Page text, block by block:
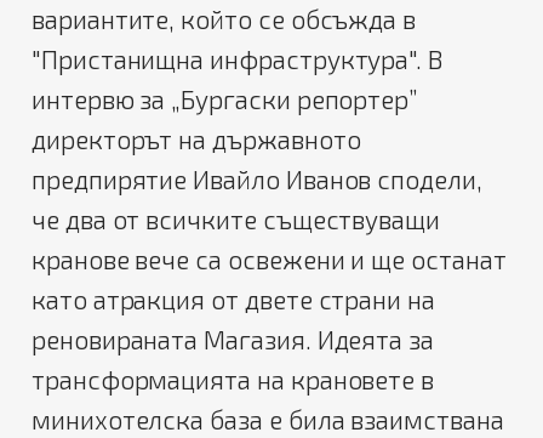
вариантите, който се обсъжда в
"Пристанищна инфраструктура". В
интервю за „Бургаски репортер”
директорът на държавното
предпирятие Ивайло Иванов сподели,
че два от всичките съществуващи
кранове вече са освежени и ще останат
като атракция от двете страни на
реновираната Магазия. Идеята за
трансформацията на крановете в
минихотелска база е била взаимствана